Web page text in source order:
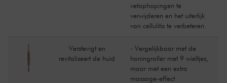
vetophopingen te
verwijderen en het uiterlijk
van cellulitis te verbeteren.
Verstevigt en
revitaliseert de huid
- Vergelijkbaar met de
honingroller met 9 wieltjes,
maar met een extra
massage-effect